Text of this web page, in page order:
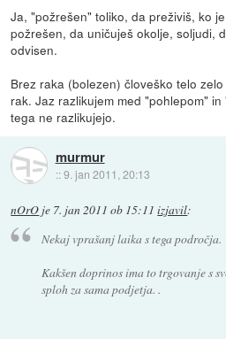
Ja, "požrešen" toliko, da preživiš, ko
požrešen, da uničuješ okolje, soljudi,
odvisen.
Brez raka (bolezen) človeško telo
rak. Jaz razlikujem med "pohlepom"
tega ne razlikujejo.
murmur
::9. jan 2011, 20:13
nOrO je 7. jan 2011 ob 15:11 izjavil:
Nekaj vprašanj laika s tega področja.
Kakšen doprinos ima to trgovanje s
sploh za sama podjetja. .